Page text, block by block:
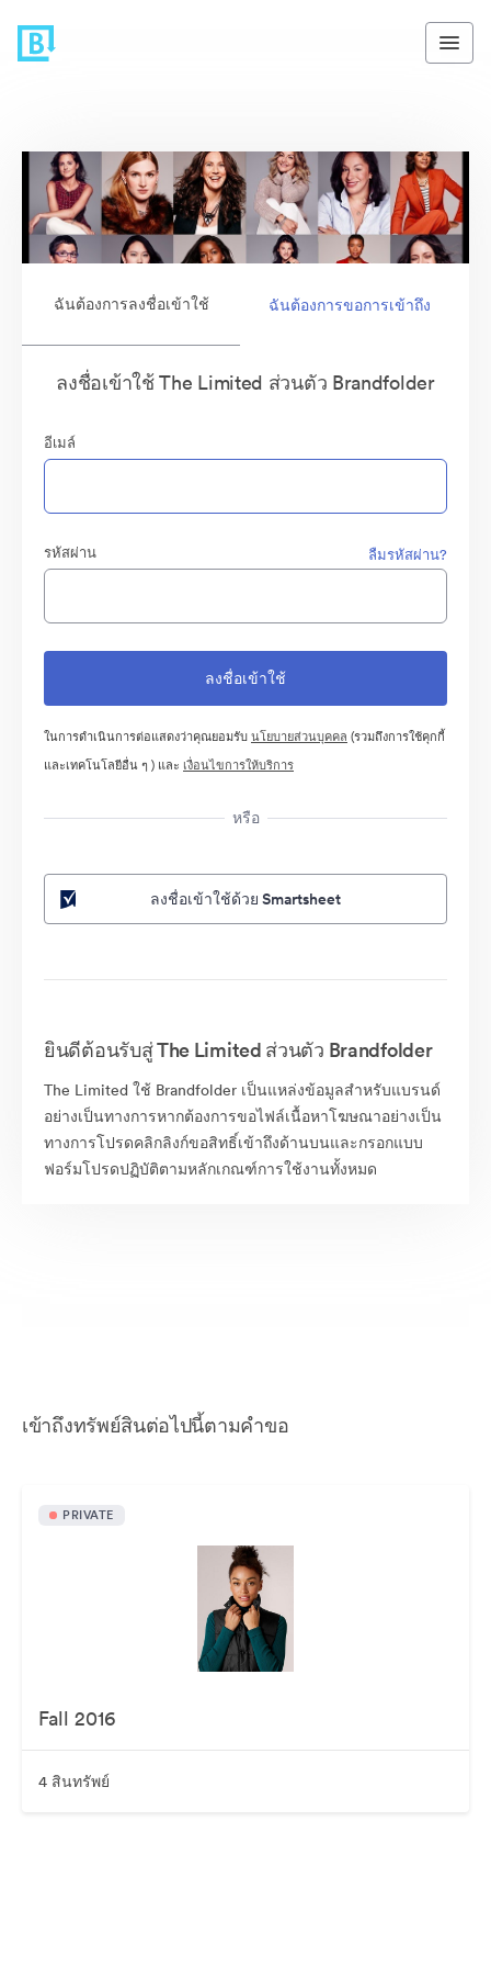
ฉันต้องการลงชื่อเข้าใช้ ฉันต้องการขอการเข้าถึง
ลงชื่อเข้าใช้ The Limited ส่วนตัว Brandfolder
อีเมล์
รหัสผ่าน ลืมรหัสผ่าน?
ในการดำเนินการต่อแสดงว่าคุณยอมรับนโยบายส่วนบุคคล (รวมถึงการใช้คุกกี้
และเทคโนโลยีอื่น ๆ ) และ เงื่อนไขการให้บริการ
หรือ
ลงชื่อเข้าใช้ด้วย Smartsheet
ยินดีต้อนรับสู่ The Limited ส่วนตัว Brandfolder
The Limited ใช้ Brandfolder เป็นแหล่งข้อมูลสำหรับแบรนด์
อย่างเป็นทางการหากต้องการขอไฟล์เนื้อหาโฆษณาอย่างเป็น
ทางการโปรดคลิกลิงก์ขอสิทธิ์เข้าถึงด้านบนและกรอกแบบ
ฟอร์มโปรดปฏิบัติตามหลักเกณฑ์การใช้งานทั้งหมด
เข้าถึงทรัพย์สินต่อไปนี้ตามคำขอ
PRIVATE
Fall 2016
4 สินทรัพย์